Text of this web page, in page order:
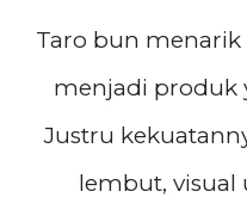
Taro bun menarik
menjadi produk
Justru
lembut,